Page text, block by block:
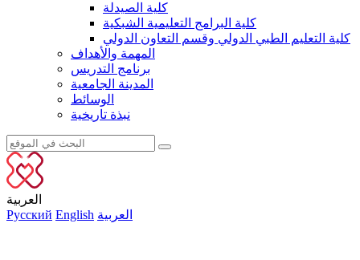
كلية الصيدلة
كلية البرامج التعليمية الشبكية
كلية التعليم الطبي الدولي وقسم التعاون الدولي
المهمة والأهداف
برنامج التدريس
المدينة الجامعية
الوسائط
نبذة تاريخية
العربية
Русский English العربية